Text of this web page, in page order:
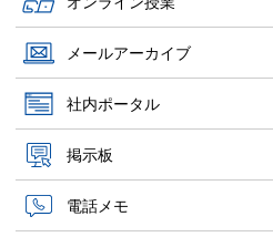
メールアーカイブ
社内ポータル
掲示板
電話メモ